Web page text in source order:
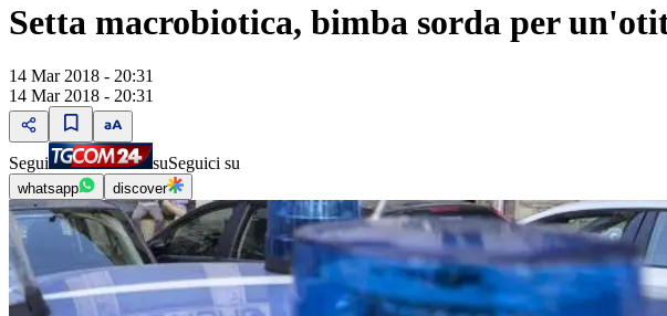
Setta macrobiotica, bimba sorda per
14 Mar 2018 - 20:31
14 Mar 2018 - 20:31
Segui suSeguici su
whatsapp discover